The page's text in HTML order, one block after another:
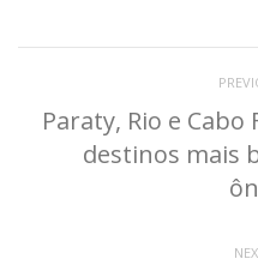
Paraty, Rio e
destinos mais